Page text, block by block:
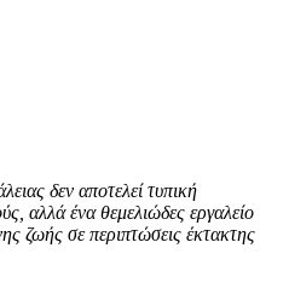
δεν αποτελεί τυπική
αλλά ένα θεμελιώδες εργαλείο
ζωής σε περιπτώσεις έκτακτης